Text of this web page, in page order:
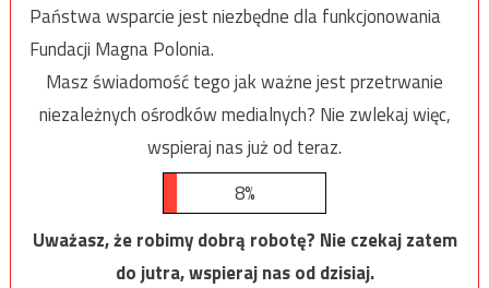
Państwa wsparcie jest niezbędne dla funkcjonowania
Fundacji Magna Polonia.
Masz świadomość tego jak ważne jest przetrwanie
niezależnych ośrodków medialnych? Nie zwlekaj więc,
wspieraj nas już od teraz.
8%
Uważasz, że robimy dobrą robotę? Nie czekaj zatem
do jutra, wspieraj nas od dzisiaj.